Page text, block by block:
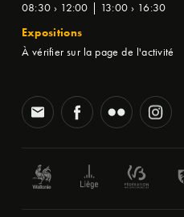
08:30 › 12:00 | 13:00 › 16:30
Expositions
À vérifier sur la page de l'activité